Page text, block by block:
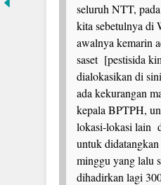
seluruh NTT,
kita sebetulnya di
awalnya kemarin
saset [pestisida
dialokasikan di
ada kekurangan
kepala BPTPH,
lokasi-lokasi lain
untuk
minggu yang lalu
dihadirkan lagi